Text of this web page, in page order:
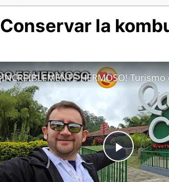
Conservar la
P